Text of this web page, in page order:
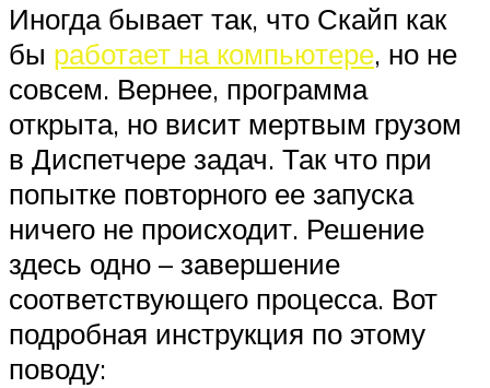
Иногда бывает так, что Скайп как
бы работает на компьютере, но не
совсем. Вернее, программа
открыта, но висит мертвым грузом
в Диспетчере задач. Так что при
попытке повторного ее запуска
ничего не происходит. Решение
здесь одно – завершение
соответствующего процесса. Вот
подробная инструкция по этому
поводу: